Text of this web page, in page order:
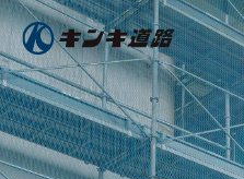
事業案内
伸縮継手工事
自社製品・自社工法